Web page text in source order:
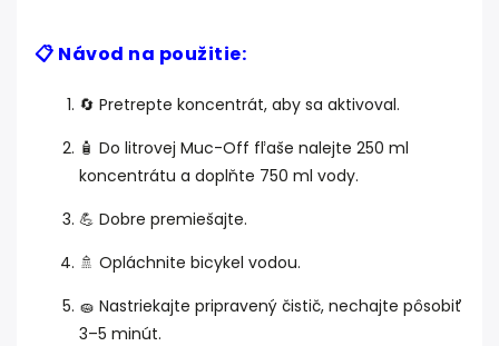
📋 Návod na použitie:
🔄 Pretrepte koncentrát, aby sa aktivoval.
🧴 Do litrovej Muc-Off fľaše nalejte 250 ml
koncentrátu a doplňte 750 ml vody.
💪 Dobre premiešajte.
🚿 Opláchnite bicykel vodou.
🧽 Nastriekajte pripravený čistič, nechajte pôsobiť
3–5 minút.